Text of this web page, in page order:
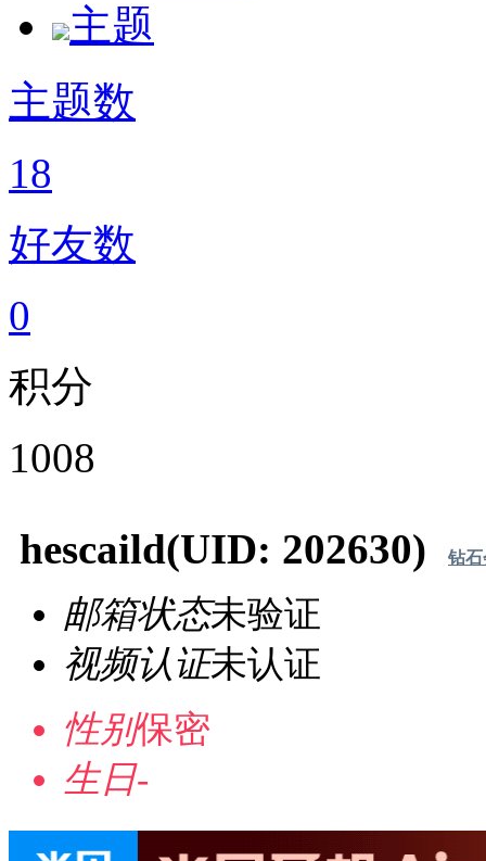
主题
主题数
18
好友数
0
积分
1008
hescaild(UID: 202630) 钻
邮箱状态未验证
视频认证未认证
性别保密
生日-